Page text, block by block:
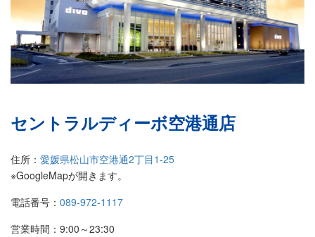
セントラルディーボ空港通店
住所： 愛媛県松山市空港通2丁目1-25
※GoogleMapが開きます。
電話番号： 089-972-1117
営業時間：9:00～23:30